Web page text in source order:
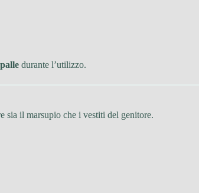
durante l’utilizzo.
sia il marsupio che i vestiti del genitore.